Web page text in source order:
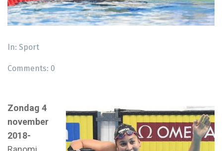
In: Sport
Comments: 0
Zondag 4
november
2018-